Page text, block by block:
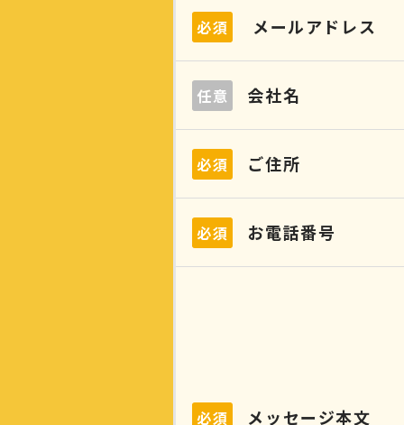
必須 メールアドレス
任意 会社名
必須 ご住所
必須 お電話番号
必須 メッセージ本文